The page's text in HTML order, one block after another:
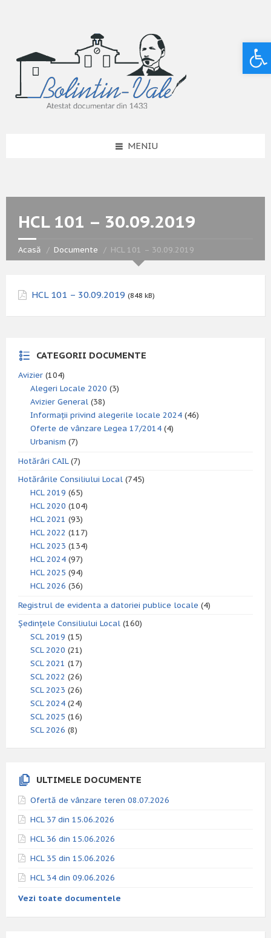
MENIU
HCL 101 – 30.09.2019
Acasă Documente HCL 101 – 30.09.2019
HCL 101 – 30.09.2019 (848 kB)
CATEGORII DOCUMENTE
Avizier (104)
Alegeri Locale 2020 (3)
Avizier General (38)
Informații privind alegerile locale 2024 (46)
Oferte de vânzare Legea 17/2014 (4)
Urbanism (7)
Hotărâri CAIL(7)
Hotărârile Consiliului Local (745)
HCL 2019 (65)
HCL 2020 (104)
HCL 2021 (93)
HCL 2022 (117)
HCL 2023 (134)
HCL 2024 (97)
HCL 2025 (94)
HCL 2026 (36)
Registrul de evidenta a datoriei publice locale (4)
Ședințele Consiliului Local (160)
SCL 2019 (15)
SCL 2020 (21)
SCL 2021 (17)
SCL 2022 (26)
SCL 2023 (26)
SCL 2024 (24)
SCL 2025 (16)
SCL 2026 (8)
ULTIMELE DOCUMENTE
Ofertă de vânzare teren 08.07.2026
HCL 37 din 15.06.2026
HCL 36 din 15.06.2026
HCL 35 din 15.06.2026
HCL 34 din 09.06.2026
Vezi toate documentele
Deschide bara de unelte